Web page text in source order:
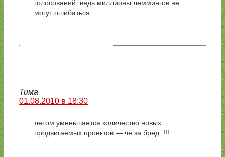
голосований, ведь миллионы леммингов не
могут ошибаться.
Тима
01.08.2010 в 18:30
летом уменьшается количество новых
продвигаемых проектов — че за бред..!!!